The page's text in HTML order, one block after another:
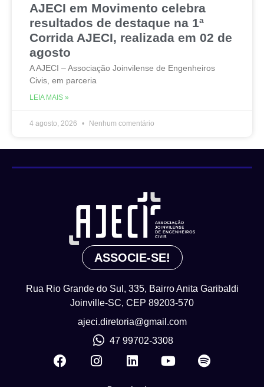
AJECI em Movimento celebra
resultados de destaque na 1ª
Corrida AJECI, realizada em 02 de
agosto
A AJECI – Associação Joinvilense de Engenheiros
Civis, em parceria
LEIA MAIS »
4 agosto, 2026 Nenhum comentário
ASSOCIE-SE!
Rua Rio Grande do Sul, 335, Bairro Anita Garibaldi
Joinville-SC, CEP 89203-570
ajeci.diretoria@gmail.com
47 99702-3308